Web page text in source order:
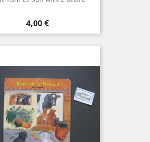
Prix
4,00 €